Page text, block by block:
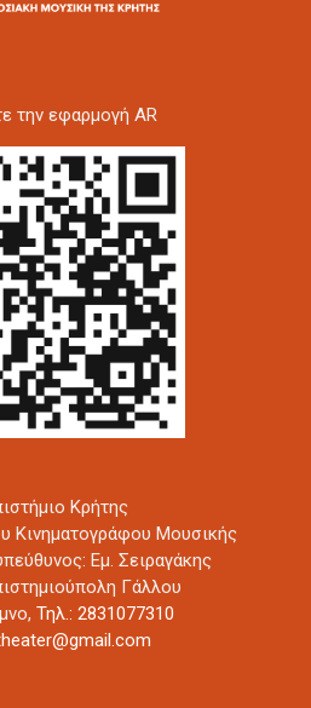
την εφαρμογή AR
Κρήτης
Κινηματογράφου Μουσικής
Εμ. Σειραγάκης
Γάλλου
Τηλ.: 2831077310